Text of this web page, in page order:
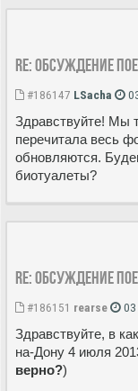
Re: Обсуждение
#186147 LSacha
Здравствуйте! Мы
перечитала весь
обновляются.
биотуалеты?
Re: Обсуждение
#186151 rearse
Здравствуйте, в
на-Дону 4 июля
верно?)